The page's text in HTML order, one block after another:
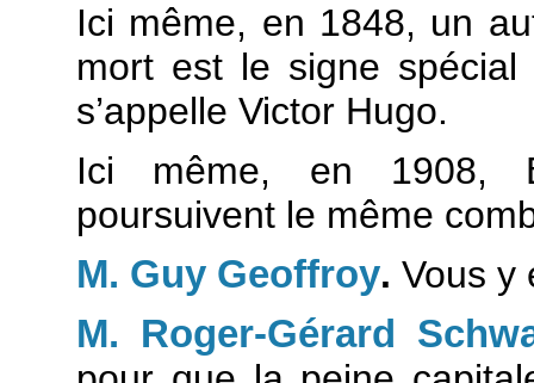
Ici même, en 1848, un
mort est le signe
s’appelle Victor Hugo.
Ici même, en 1908,
poursuivent le même
M. Guy Geoffroy. Vous y
M. Roger-Gérard